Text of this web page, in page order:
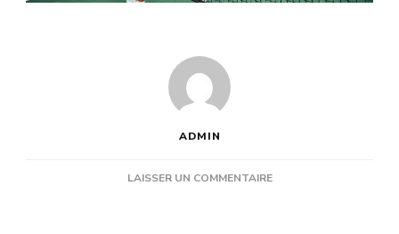
ADMIN
LAISSER UN COMMENTAIRESUR